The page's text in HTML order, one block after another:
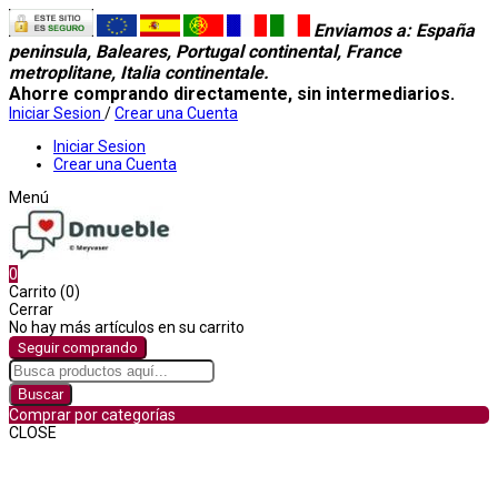
Enviamos a: España
peninsula, Baleares, Portugal continental, France
metroplitane, Italia continentale.
Ahorre comprando directamente, sin intermediarios.
Iniciar Sesion /Crear una Cuenta
Iniciar Sesion
Crear una Cuenta
Menú
0
Carrito (0)
Cerrar
No hay más artículos en su carrito
Seguir comprando
Buscar
Comprar por categorías
CLOSE